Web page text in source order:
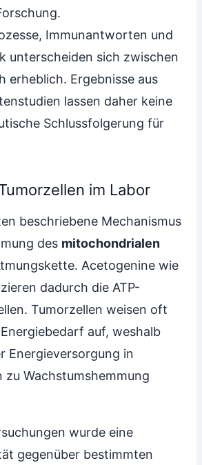
Immunantworten und
unterscheiden sich zwischen
erheblich. Ergebnisse aus
lassen daher keine
Schlussfolgerung für
im Labor
beschriebene Mechanismus
des mitochondrialen
Acetogenine wie
dadurch die ATP-
Tumorzellen weisen oft
auf, weshalb
Energieversorgung in
zu Wachstumshemmung
wurde eine
gegenüber bestimmten